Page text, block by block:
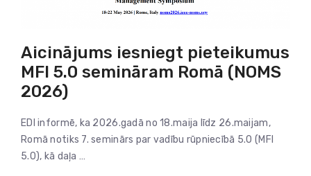
Aicinājums iesniegt pieteikumus
MFI 5.0 semināram Romā (NOMS
2026)
EDI informē, ka 2026.gadā no 18.maija līdz 26.maijam,
Romā notiks 7. seminārs par vadību rūpniecībā 5.0 (MFI
5.0), kā daļa …